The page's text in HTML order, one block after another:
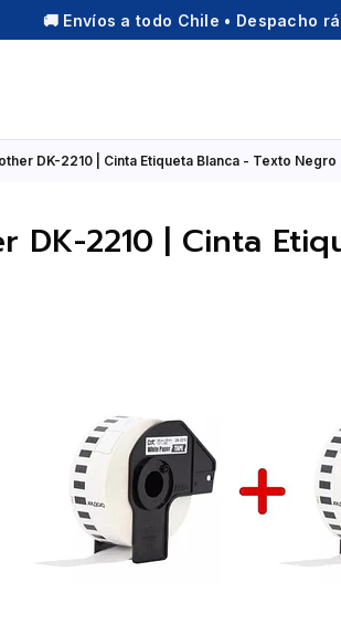
🚚 Envíos a todo Chile • Despacho
DK-2210 | Cinta Etiqueta Blanca - Texto Negro
DK-2210 | Cinta